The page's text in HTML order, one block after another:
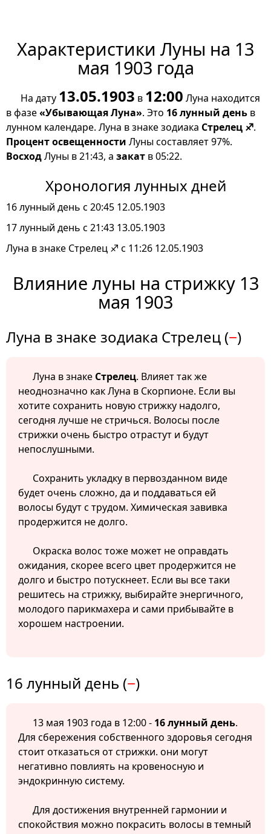
Характеристики Луны на 13
мая 1903 года
На дату 13.05.1903 в 12:00 Луна находится
в фазе«Убывающая Луна». Это 16 лунный день в
лунном календаре. Луна в знаке зодиака Стрелец ♐.
Процент освещенности Луны составляет 97%.
ВосходЛуны в 21:43, а закат в 05:22.
Хронология лунных дней
16 лунный день с 20:45 12.05.1903
17 лунный день с 21:43 13.05.1903
Луна в знаке Стрелец ♐ с 11:26 12.05.1903
Влияние луны на стрижку 13
мая 1903
Луна в знаке зодиака Стрелец (−)
Луна в знаке Стрелец. Влияет так же
неоднозначно как Луна в Скорпионе. Если вы
хотите сохранить новую стрижку надолго,
сегодня лучше не стричься. Волосы после
стрижки очень быстро отрастут и будут
непослушными.
Сохранить укладку в первозданном виде
будет очень сложно, да и поддаваться ей
волосы будут с трудом. Химическая завивка
продержится не долго.
Окраска волос тоже может не оправдать
ожидания, скорее всего цвет продержится не
долго и быстро потускнеет. Если вы все таки
решитесь на стрижку, выбирайте энергичного,
молодого парикмахера и сами прибывайте в
хорошем настроении.
16 лунный день (−)
13 мая 1903 года в 12:00 - 16 лунный день.
Для сбережения собственного здоровья сегодня
стоит отказаться от стрижки. они могут
негативно повлиять на кровеносную и
эндокринную систему.
Для достижения внутренней гармонии и
спокойствия можно покрасить волосы в темный